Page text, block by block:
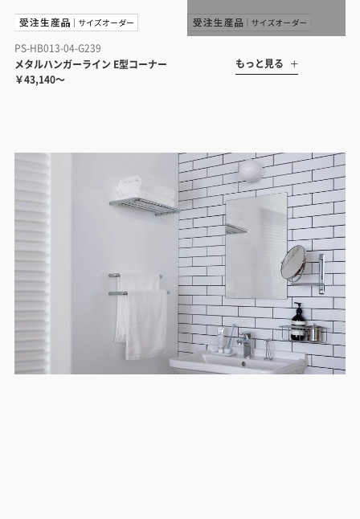
PS-HB013-04-G239
メタルハンガーライン E型コーナー
￥43,140～
もっと見る